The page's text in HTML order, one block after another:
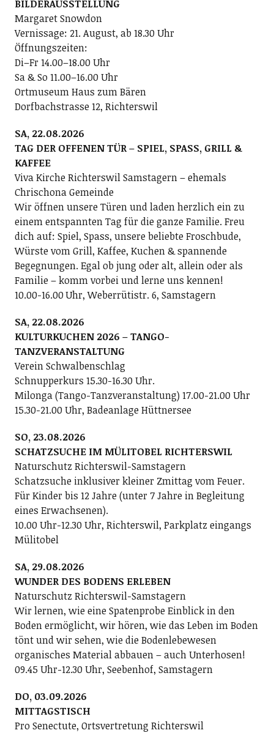
BILDERAUSSTELLUNG
Margaret Snowdon
Vernissage: 21. August, ab 18.30 Uhr
Öffnungszeiten:
Di–Fr 14.00–18.00 Uhr
Sa & So 11.00–16.00 Uhr
Ortmuseum Haus zum Bären
Dorfbachstrasse 12, Richterswil
SA, 22.08.2026
TAG DER OFFENEN TÜR – SPIEL, SPASS, GRILL &
KAFFEE
Viva Kirche Richterswil Samstagern – ehemals
Chrischona Gemeinde
Wir öffnen unsere Türen und laden herzlich ein zu
einem entspannten Tag für die ganze Familie. Freu
dich auf: Spiel, Spass, unsere beliebte Froschbude,
Würste vom Grill, Kaffee, Kuchen & spannende
Begegnungen. Egal ob jung oder alt, allein oder als
Familie – komm vorbei und lerne uns kennen!
10.00-16.00 Uhr, Weberrütistr. 6, Samstagern
SA, 22.08.2026
KULTURKUCHEN 2026 – TANGO-
TANZVERANSTALTUNG
Verein Schwalbenschlag
Schnupperkurs 15.30-16.30 Uhr.
Milonga (Tango-Tanzveranstaltung) 17.00-21.00 Uhr
15.30-21.00 Uhr, Badeanlage Hüttnersee
SO, 23.08.2026
SCHATZSUCHE IM MÜLITOBEL RICHTERSWIL
Naturschutz Richterswil-Samstagern
Schatzsuche inklusiver kleiner Zmittag vom Feuer.
Für Kinder bis 12 Jahre (unter 7 Jahre in Begleitung
eines Erwachsenen).
10.00 Uhr-12.30 Uhr, Richterswil, Parkplatz eingangs
Mülitobel
SA, 29.08.2026
WUNDER DES BODENS ERLEBEN
Naturschutz Richterswil-Samstagern
Wir lernen, wie eine Spatenprobe Einblick in den
Boden ermöglicht, wir hören, wie das Leben im Boden
tönt und wir sehen, wie die Bodenlebewesen
organisches Material abbauen – auch Unterhosen!
09.45 Uhr-12.30 Uhr, Seebenhof, Samstagern
DO, 03.09.2026
MITTAGSTISCH
Pro Senectute, Ortsvertretung Richterswil